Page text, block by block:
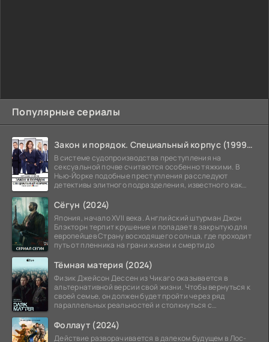
Популярные сериалы
Закон и порядок. Специальный корпус (1999-2026)
В системе судопроизводства преступления на
сексуальной почве считаются особенно тяжкими. В
Нью-Йорке подобные преступления расследуют
детективы элитного подразделения, известного как
Сёгун (2024)
Япония, начало XVII века. Английский штурман Джон
Блэкторн терпит крушение и попадает в закрытую для
европейцев Страну восходящего солнца, где проходит
путь от пленника на грани жизни и смерти до
Тёмная материя (2024)
Физик Джейсон Дессен из Чикаго оказывается в
альтернативной версии свой жизни. Чтобы вернуться к
своей семье, он должен будет пройти через ряд
параллельных реальностей и столкнуться с
Фоллаут (2024)
Действие разворачивается в далеком будущем в Лос-